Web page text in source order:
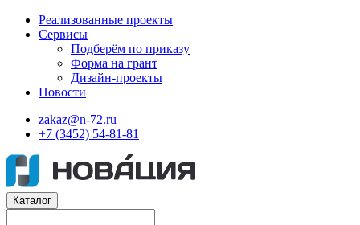
Реализованные проекты
Сервисы
Подберём по приказу
Форма на грант
Дизайн-проекты
Новости
zakaz@n-72.ru
+7 (3452) 54-81-81
Каталог